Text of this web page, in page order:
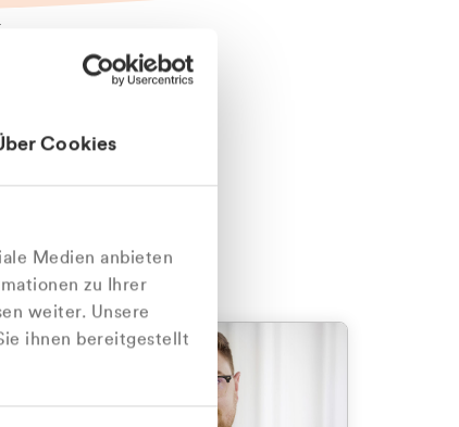
Cookies
Medien anbieten
zu Ihrer
weiter. Unsere
ihnen bereitgestellt